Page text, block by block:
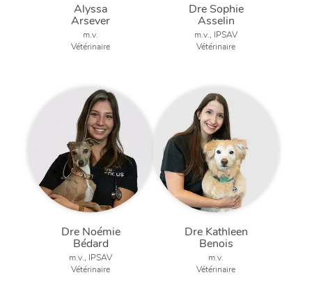
Alyssa
Arsever
m.v.
Vétérinaire
Dre Sophie
Asselin
m.v., IPSAV
Vétérinaire
Dre Noémie
Bédard
m.v., IPSAV
Vétérinaire
Dre Kathleen
Benois
m.v.
Vétérinaire